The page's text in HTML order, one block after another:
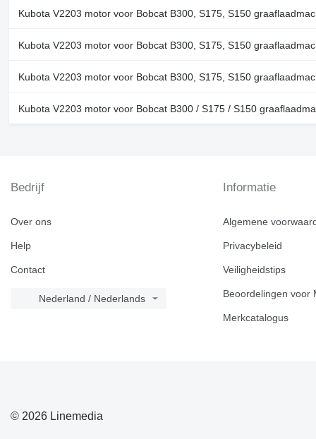
Kubota V2203 motor voor Bobcat B300, S175, S150
Kubota V2203 motor voor Bobcat B300, S175, S150
Kubota V2203 motor voor Bobcat B300, S175, S150
Kubota V2203 motor voor Bobcat B300 / S175 / S150
Bedrijf
Over ons
Help
Contact
Nederland / Nederlands
Informatie
Algemene
Privacybeleid
Veiligheidstips
Beoordelingen voor
Merkcatalogus
© 2026 Linemedia